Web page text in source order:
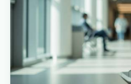
動で文字に変換し、さらには
てくれる仕組みです。日々の
専門的な業務に集中できる環
と言えるでしょう。